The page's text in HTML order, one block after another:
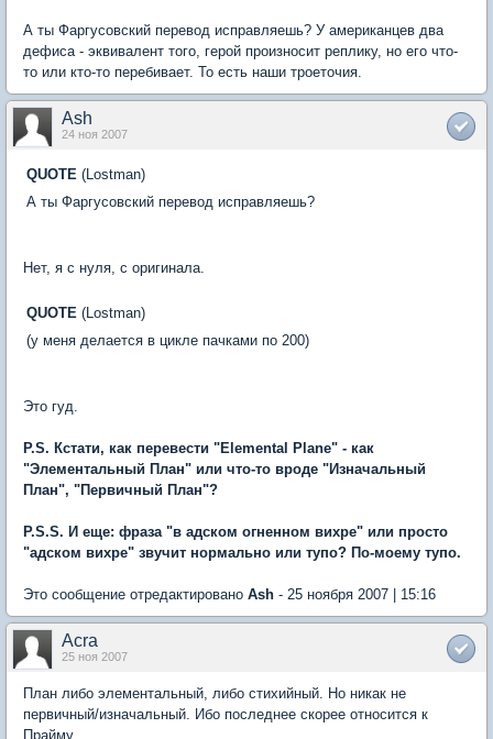
А ты Фаргусовский перевод исправляешь? У американцев два
дефиса - эквивалент того, герой произносит реплику, но его что-
то или кто-то перебивает. То есть наши троеточия.
Ash
24 ноя 2007
QUOTE (Lostman)
А ты Фаргусовский перевод исправляешь?
Нет, я с нуля, с оригинала.
QUOTE (Lostman)
(у меня делается в цикле пачками по 200)
Это гуд.
P.S. Кстати, как перевести "Elemental Plane" - как
"Элементальный План" или что-то вроде "Изначальный
План", "Первичный План"?
P.S.S. И еще: фраза "в адском огненном вихре" или просто
"адском вихре" звучит нормально или тупо? По-моему тупо.
Это сообщение отредактировано Ash - 25 ноября 2007 | 15:16
Acra
25 ноя 2007
План либо элементальный, либо стихийный. Но никак не
первичный/изначальный. Ибо последнее скорее относится к
Прайму.